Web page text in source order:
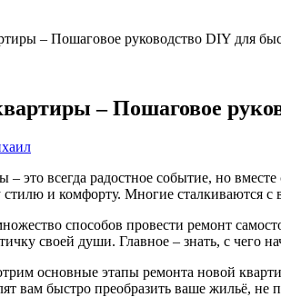
– Пошаговое руководство DIY для
– Пошаговое
это всегда радостное событие, но
стилю и комфорту. Многие сталкиваются
способов провести ремонт
своей души. Главное – знать, с чего
основные этапы ремонта новой
вам быстро преобразить ваше жильё,